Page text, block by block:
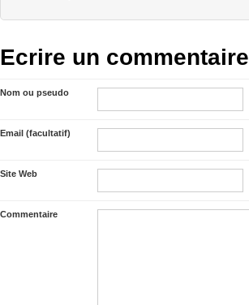
Ecrire un commentaire
Nom ou pseudo
Email (facultatif)
Site Web
Commentaire